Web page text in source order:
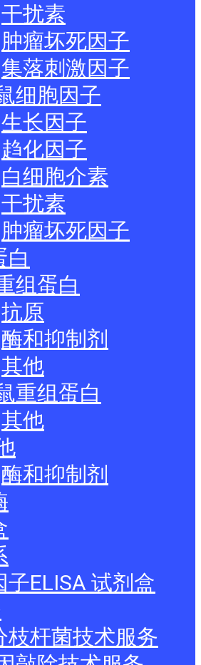
干扰素
肿瘤坏死因子
集落刺激因子
细胞因子
生长因子
趋化因子
白细胞介素
干扰素
肿瘤坏死因子
白
组蛋白
抗原
酶和抑制剂
其他
重组蛋白
其他
酶和抑制剂
子ELISA 试剂盒
枝杆菌技术服务